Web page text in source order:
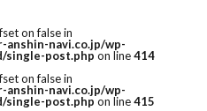
on false in
anshin-navi.co.jp/wp-
single-post.php on line414
on false in
anshin-navi.co.jp/wp-
single-post.php on line415